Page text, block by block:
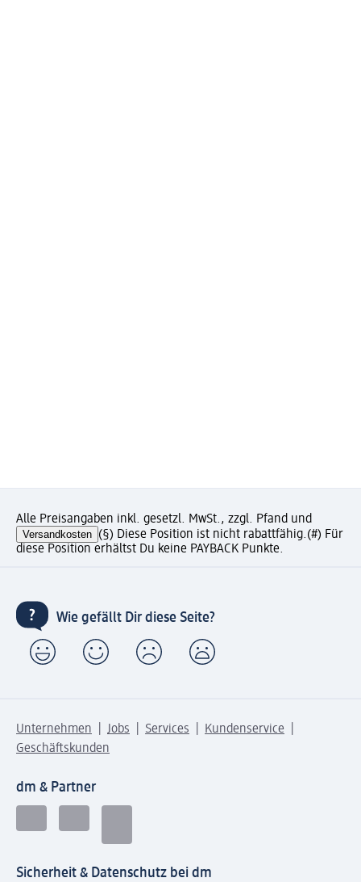
Alle Preisangaben inkl. gesetzl. MwSt., zzgl. Pfand und
Versandkosten (§) Diese Position ist nicht rabattfähig.(#) Für
diese Position erhältst Du keine PAYBACK Punkte.
Wie gefällt Dir diese Seite?
Unternehmen Jobs Services
Kundenservice
Geschäftskunden
dm & Partner
Sicherheit & Datenschutz bei dm